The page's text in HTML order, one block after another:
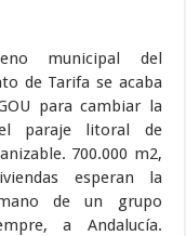
municipal del
de Tarifa se acaba
para cambiar la
paraje litoral de
700.000 m2,
esperan la
de un grupo
a Andalucía.